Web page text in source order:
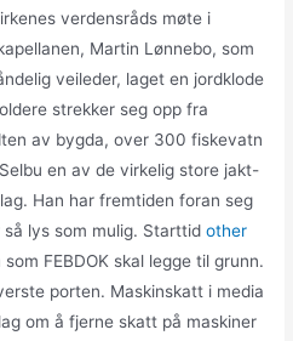
verdensråds møte i
Martin Lønnebo, som
veileder, laget en jordklode
strekker seg opp fra
av bygda, over 300 fiskevatn
en av de virkelig store jakt-
Han har fremtiden foran seg
lys som mulig. Starttidother
FEBDOK skal legge til grunn.
porten. Maskinskatt i media
om å fjerne skatt på maskiner